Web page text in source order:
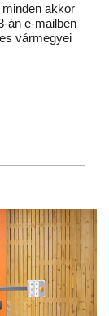
akkor
án e-mailben
vármegyei